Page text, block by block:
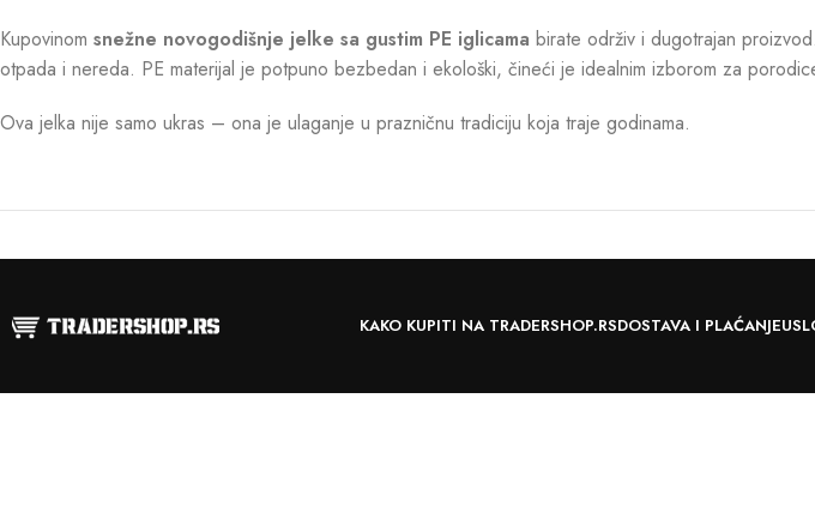
Kupovinom snežne novogodišnje jelke sa gustim PE iglicama birate održiv i dugotrajan
otpada i nereda. PE materijal je potpuno bezbedan i ekološki, čineći je idealnim izborom za
Ova jelka nije samo ukras – ona je ulaganje u prazničnu tradiciju koja traje godinama.
KAKO KUPITI NA TRADERSHOP.RSDOSTAVA I PLAĆANJE